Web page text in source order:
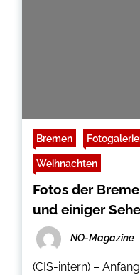
Bremen
Weihnachten
Fotos der
und einiger
NO-Magazine
(CIS-intern) –